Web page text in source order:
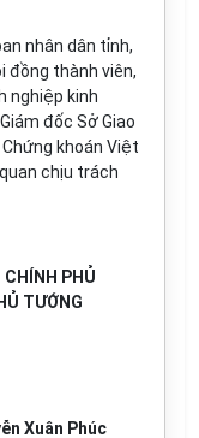
nhân dân tỉnh,
đồng thành viên,
nghiệp kinh
đốc Sở Giao
khoán Việt
chịu trách
CHÍNH PHỦ
TƯỚNG
Xuân Phúc